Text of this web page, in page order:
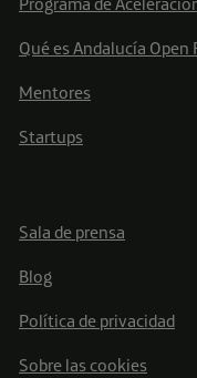
Qué es Andalucía Open
Mentores
Startups
Sala de prensa
Blog
Política de privacidad
Sobre las cookies